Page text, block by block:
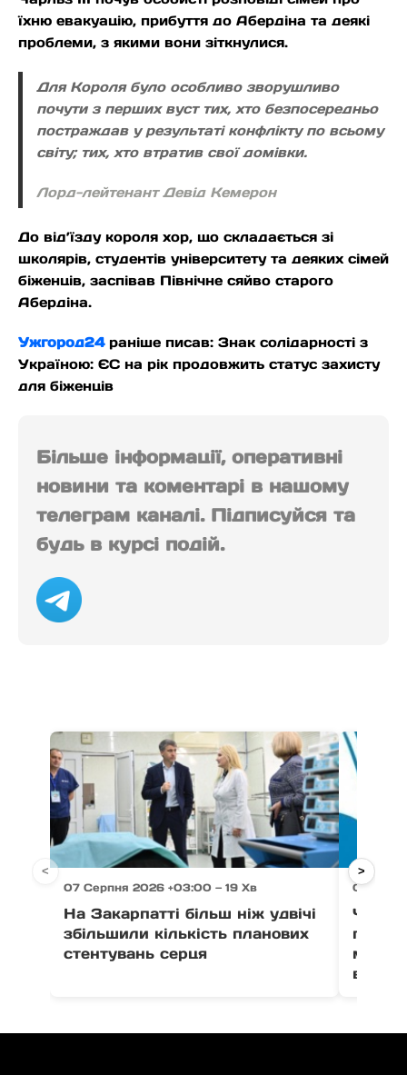
їхню евакуацію, прибуття до Абердіна та деякі
проблеми, з якими вони зіткнулися.
Для Короля було особливо зворушливо
почути з перших вуст тих, хто безпосередньо
постраждав у результаті конфлікту по всьому
світу; тих, хто втратив свої домівки.
Лорд-лейтенант Девід Кемерон
До від’їзду короля хор, що складається зі
школярів, студентів університету та деяких сімей
біженців, заспівав Північне сяйво старого
Абердіна.
Ужгород24раніше писав: Знак солідарності з
Україною: ЄС на рік продовжить статус захисту
для біженців
Більше інформації, оперативні
новини та коментарі в нашому
телеграм каналі. Підписуйся та
будь в курсі подій.
07 Серпня 2026 +03:00 — 19 Хв
На Закарпатті більш ніж удвічі
збільшили кількість планових
стентувань серця
07
Через
води
< >